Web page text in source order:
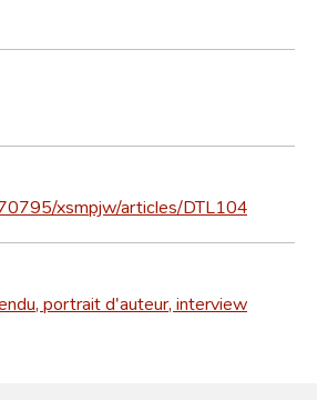
xsmpjw/articles/DTL104
portrait d'auteur, interview